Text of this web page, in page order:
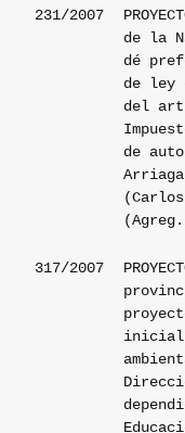
231/2007
de la
dé
de ley
del
de
(Carlos
317/2007
inicial,